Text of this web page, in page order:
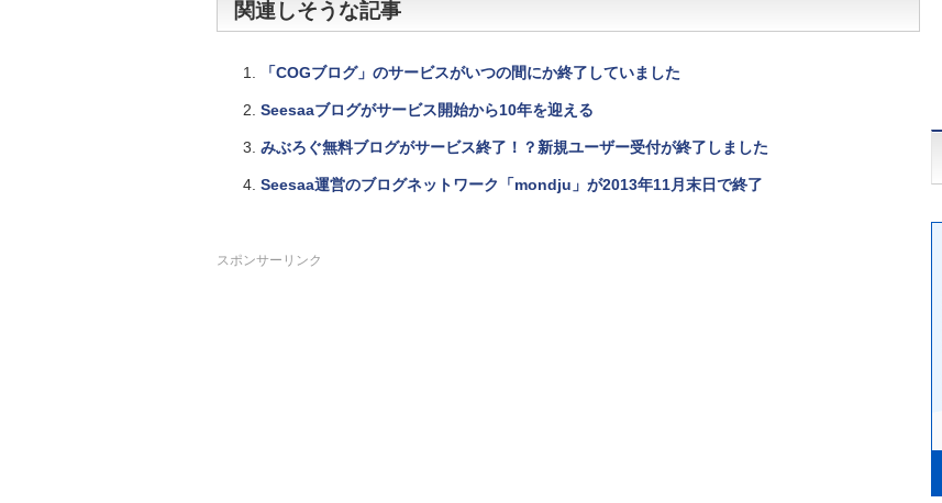
関連しそうな記事
「COGブログ」のサービスがいつの間にか終了していました
Seesaaブログがサービス開始から10年を迎える
みぶろぐ無料ブログがサービス終了！？新規ユーザー受付が終了しました
Seesaa運営のブログネットワーク「mondju」が2013年11月末日で終了
スポンサーリンク